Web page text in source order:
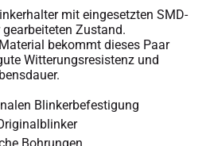
mit eingesetzten SMD-
Zustand.
bekommt dieses Paar
Witterungsresistenz und
Blinkerbefestigung